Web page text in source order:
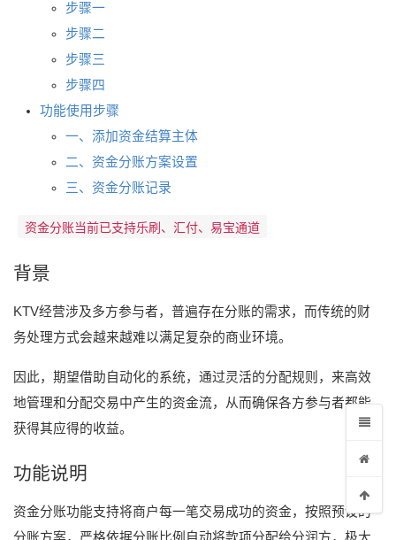
步骤一
步骤二
步骤三
步骤四
功能使用步骤
一、添加资金结算主体
二、资金分账方案设置
三、资金分账记录
资金分账当前已支持乐刷、汇付、易宝通道
背景
KTV经营涉及多方参与者，普遍存在分账的需求，而传统的财
务处理方式会越来越难以满足复杂的商业环境。
因此，期望借助自动化的系统，通过灵活的分配规则，来高效
地管理和分配交易中产生的资金流，从而确保各方参与者都能
获得其应得的收益。
功能说明
资金分账功能支持将商户每一笔交易成功的资金，按照预设的